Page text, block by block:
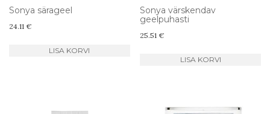
Sonya särageel
24.11 €
LISA KORVI
Sonya värskendav
geelpuhasti
25.51 €
LISA KORVI